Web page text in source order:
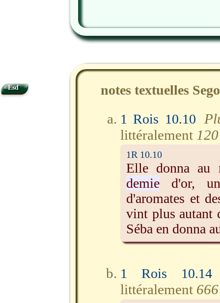
notes textuelles
1 Rois 10.10
littéralement
1R 10.10
Elle donna
demied'or,
d'aromates et
vint plus autant
Séba en donna
1 Rois 10.14
littéralement
Esd